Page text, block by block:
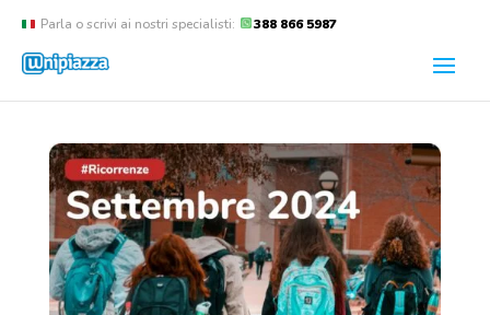
Parla o scrivi ai nostri specialisti: 388 866 5987